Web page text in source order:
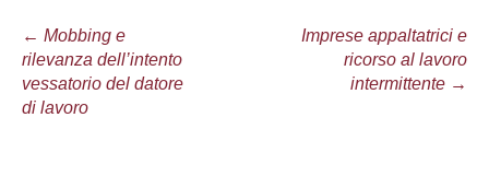
Navigazione
articolo
← Mobbing e
rilevanza dell’intento
vessatorio del datore
di lavoro
Imprese appaltatrici e
ricorso al lavoro
intermittente →